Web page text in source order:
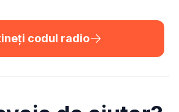
codul radio